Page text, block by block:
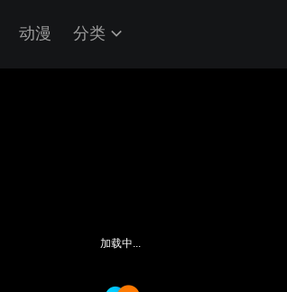
动漫 分类
加载中...